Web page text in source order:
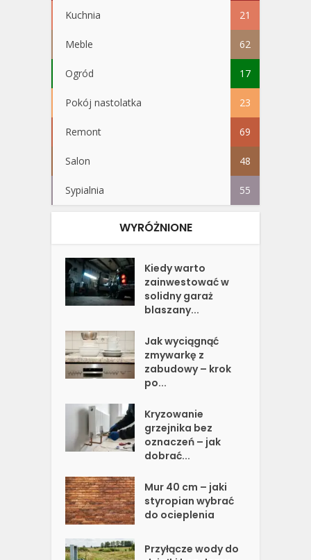
Kuchnia 21
Meble 62
Ogród 17
Pokój nastolatka 23
Remont 69
Salon 48
Sypialnia 55
WYRÓŻNIONE
Kiedy warto
zainwestować w
solidny garaż
blaszany...
Jak wyciągnąć
zmywarkę z
zabudowy – krok
po...
Kryzowanie
grzejnika bez
oznaczeń – jak
dobrać...
Mur 40 cm – jaki
styropian wybrać
do ocieplenia
Przyłącze wody do